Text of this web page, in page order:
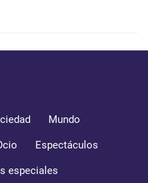
Mundo
Espectáculos
especiales